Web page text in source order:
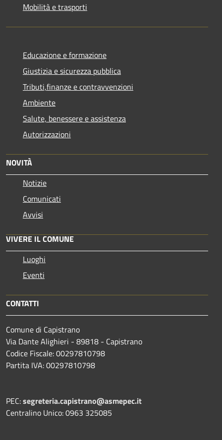
Mobilità e trasporti
Educazione e formazione
Giustizia e sicurezza pubblica
Tributi,finanze e contravvenzioni
Ambiente
Salute, benessere e assistenza
Autorizzazioni
NOVITÀ
Notizie
Comunicati
Avvisi
VIVERE IL COMUNE
Luoghi
Eventi
CONTATTI
Comune di Capistrano
Via Dante Alighieri - 89818 - Capistrano
Codice Fiscale: 00297810798
Partita IVA: 00297810798
PEC:segreteria.capistrano@asmepec.it
Centralino Unico: 0963 325085